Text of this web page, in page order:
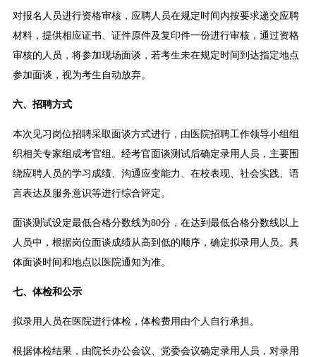
对报名人员进行资格审核，应聘人员在规定时间内按要求递交应聘
材料，提供相应证书、证件原件及复印件一份进行审核，通过资格
审核的人员，将参加现场面谈，若考生未在规定时间到达指定地点
参加面谈，视为考生自动放弃。
六、招聘方式
本次见习岗位招聘采取面谈方式进行，由医院招聘工作领导小组组
织相关专家组成考官组。经考官面谈测试后确定录用人员，主要围
绕应聘人员的学习成绩、沟通应变能力、在校表现、社会实践、语
言表达及服务意识等进行综合评定。
面谈测试设定最低合格分数线为80分，在达到最低合格分数线以上
人员中，根据岗位面谈成绩从高到低的顺序，确定拟录用人员。具
体面谈时间和地点以医院通知为准。
七、体检和公示
拟录用人员在医院进行体检，体检费用由个人自行承担。
根据体检结果，由院长办公会议、党委会议确定录用人员，对录用